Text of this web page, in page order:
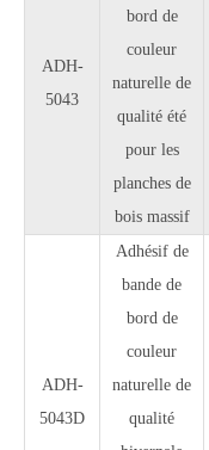
ADH-
5043
bord de
couleur
naturelle de
qualité été
pour les
planches de
bois massif
ADH-
5043D
Adhésif de
bande de
bord de
couleur
naturelle de
qualité